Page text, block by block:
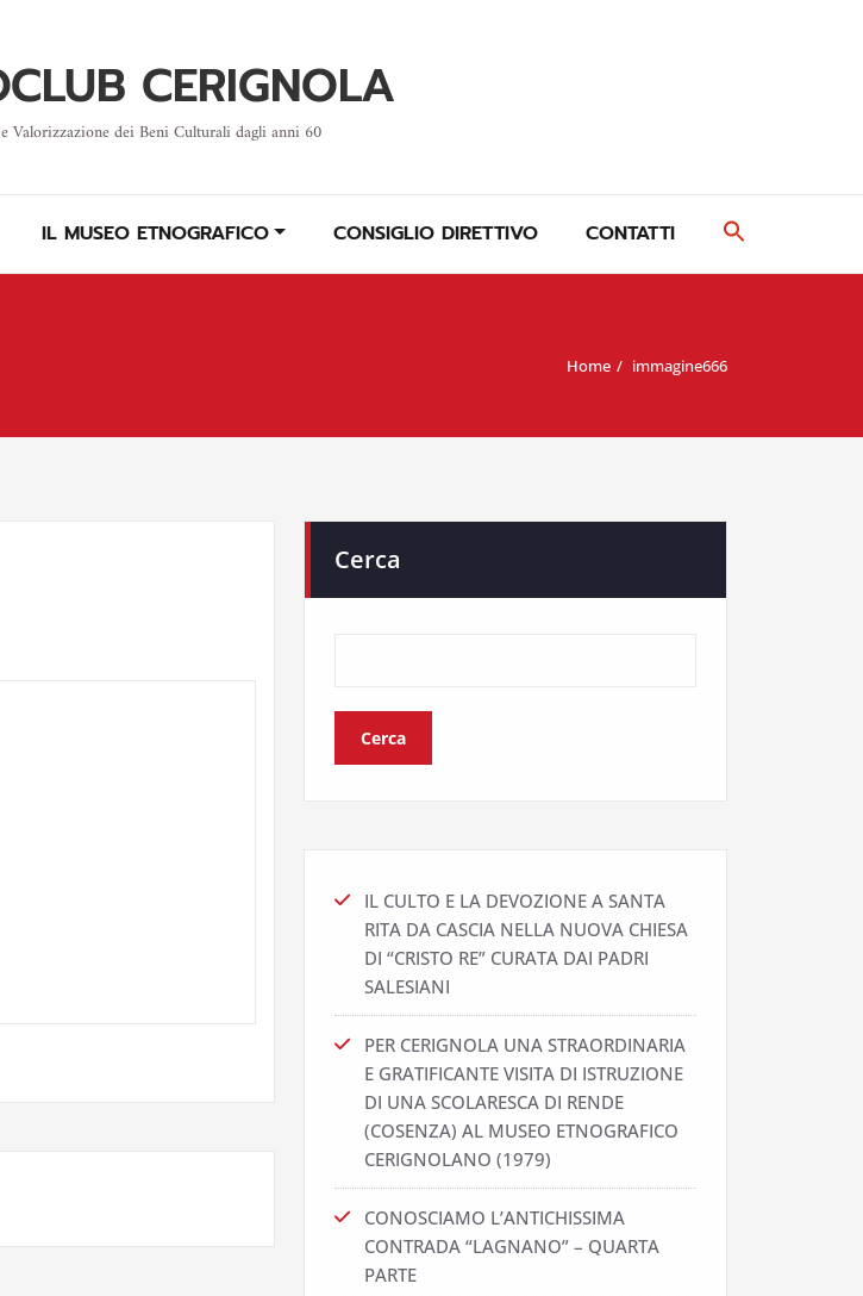
CERIGNOLA
Valorizzazione dei Beni Culturali dagli anni 60
IL MUSEO ETNOGRAFICO CONSIGLIO DIRETTIVO CONTATTI
Home immagine666
Cerca
Cerca
IL CULTO E LA DEVOZIONE A SANTA
RITA DA CASCIA NELLA NUOVA CHIESA
DI “CRISTO RE” CURATA DAI PADRI
SALESIANI
PER CERIGNOLA UNA STRAORDINARIA
E GRATIFICANTE VISITA DI ISTRUZIONE
DI UNA SCOLARESCA DI RENDE
(COSENZA) AL MUSEO ETNOGRAFICO
CERIGNOLANO (1979)
CONOSCIAMO L’ANTICHISSIMA
CONTRADA “LAGNANO” – QUARTA
PARTE